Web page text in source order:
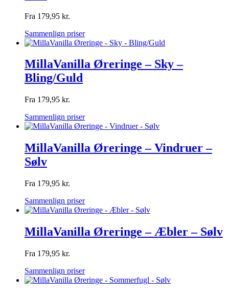
Fra 179,95 kr.
Sammenlign priser
MillaVanilla Øreringe – Sky –
Bling/Guld
Fra 179,95 kr.
Sammenlign priser
MillaVanilla Øreringe – Vindruer –
Sølv
Fra 179,95 kr.
Sammenlign priser
MillaVanilla Øreringe – Æbler – Sølv
Fra 179,95 kr.
Sammenlign priser